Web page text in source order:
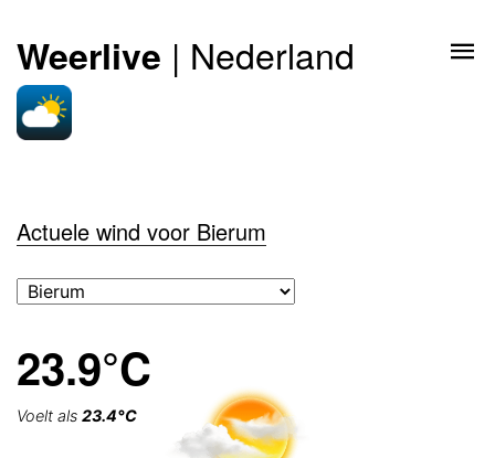
Weerlive | Nederland
Actuele wind voor Bierum
23.9°C
Voelt als 23.4°C